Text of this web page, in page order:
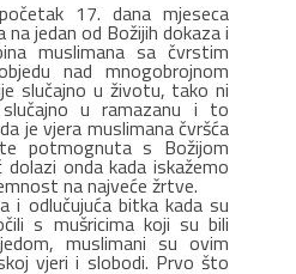
17. dana mjeseca
jedan od Božijih dokaza i
muslimana sa čvrstim
nad mnogobrojnom
slučajno u životu, tako ni
u ramazanu i to
je vjera muslimana čvršća
potmognuta s Božijom
onda kada iskažemo
na najveće žrtve.
i odlučujuća bitka kada su
s mušricima koji su bili
muslimani su ovim
vjeri i slobodi. Prvo što